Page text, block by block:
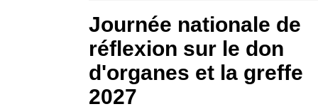
Journée nationale de
réflexion sur le don
d'organes et la greffe
2027